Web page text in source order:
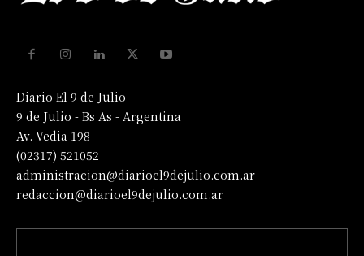
Diario El 9 de Julio
9 de Julio - Bs As - Argentina
Av. Vedia 198
(02317) 521052
administracion@diarioel9dejulio.com.ar
redaccion@diarioel9dejulio.com.ar